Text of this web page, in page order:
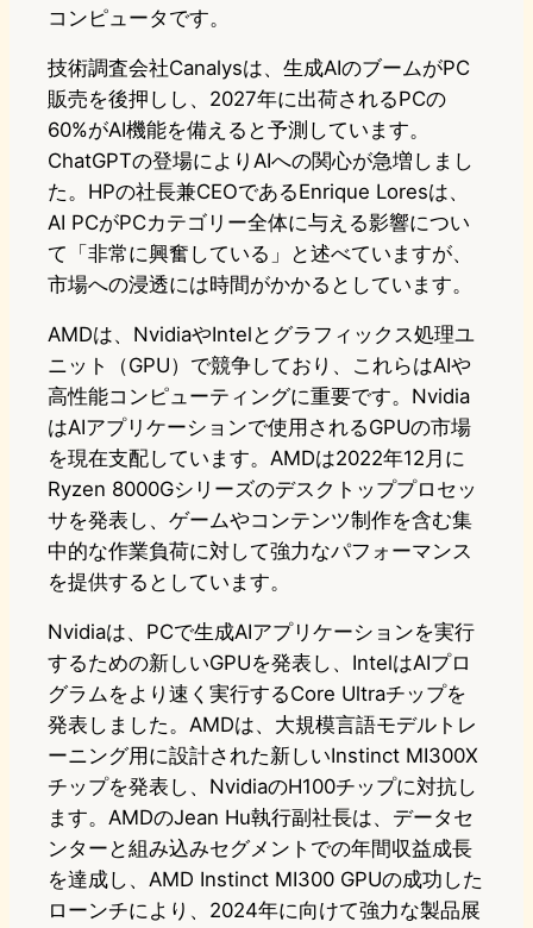
コンピュータです。
技術調査会社Canalysは、生成AIのブームがPC
販売を後押しし、2027年に出荷されるPCの
60%がAI機能を備えると予測しています。
ChatGPTの登場によりAIへの関心が急増しまし
た。HPの社長兼CEOであるEnrique Loresは、
AI PCがPCカテゴリー全体に与える影響につい
て「非常に興奮している」と述べていますが、
市場への浸透には時間がかかるとしています。
AMDは、NvidiaやIntelとグラフィックス処理ユ
ニット（GPU）で競争しており、これらはAIや
高性能コンピューティングに重要です。Nvidia
はAIアプリケーションで使用されるGPUの市場
を現在支配しています。AMDは2022年12月に
Ryzen 8000Gシリーズのデスクトッププロセッ
サを発表し、ゲームやコンテンツ制作を含む集
中的な作業負荷に対して強力なパフォーマンス
を提供するとしています。
Nvidiaは、PCで生成AIアプリケーションを実行
するための新しいGPUを発表し、IntelはAIプロ
グラムをより速く実行するCore Ultraチップを
発表しました。AMDは、大規模言語モデルトレ
ーニング用に設計された新しいInstinct MI300X
チップを発表し、NvidiaのH100チップに対抗し
ます。AMDのJean Hu執行副社長は、データセ
ンターと組み込みセグメントでの年間収益成長
を達成し、AMD Instinct MI300 GPUの成功した
ローンチにより、2024年に向けて強力な製品展